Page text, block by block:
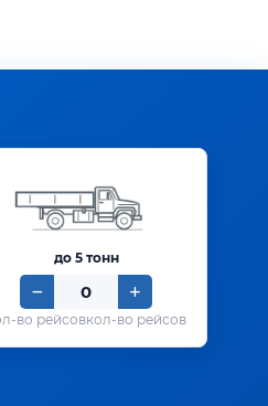
до 5 тонн
кол-во рейсов